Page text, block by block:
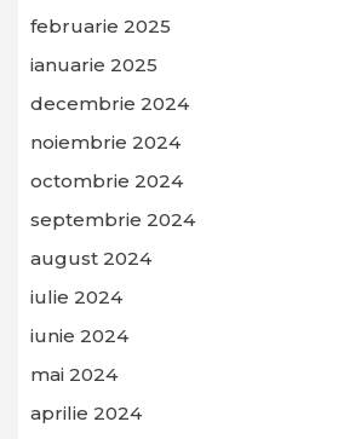
februarie 2025
ianuarie 2025
decembrie 2024
noiembrie 2024
octombrie 2024
septembrie 2024
august 2024
iulie 2024
iunie 2024
mai 2024
aprilie 2024